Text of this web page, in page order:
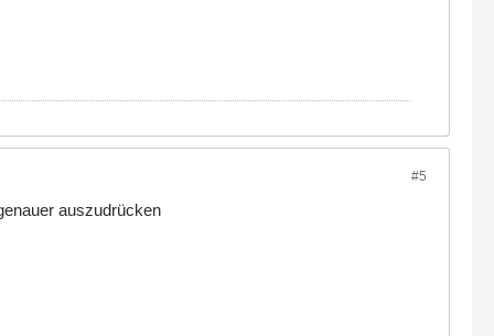
#5
auszudrücken